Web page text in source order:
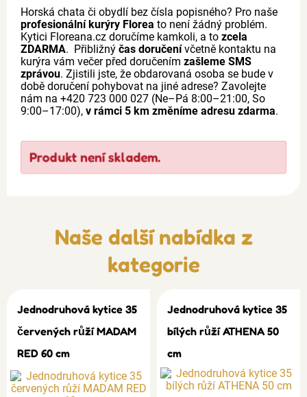
Horská chata či obydlí bez čísla popisného? Pro naše
profesionální kurýry Florea to není žádný problém.
Kytici Floreana.cz doručíme kamkoli, a to zcela
ZDARMA. Přibližný čas doručenívčetně kontaktu na
kurýra vám večer před doručením zašleme SMS
zprávou. Zjistili jste, že obdarovaná osoba se bude v
době doručení pohybovat na jiné adrese? Zavolejte
nám na +420 723 000 027 (Ne–Pá 8:00–21:00, So
9:00–17:00), v rámci 5 km změníme adresu zdarma.
Produkt není skladem.
Naše další nabídka z
kategorie
Jednodruhová kytice 35
červených růží MADAM
RED 60 cm
Jednodruhová kytice 35
bílých růží ATHENA 50
cm